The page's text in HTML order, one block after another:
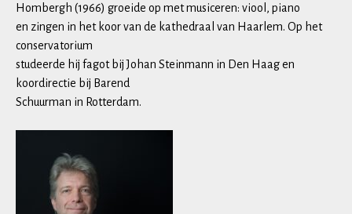
Hombergh (1966) groeide op met musiceren: viool, piano
en zingen in het koor van de kathedraal van Haarlem. Op het
conservatorium
studeerde hij fagot bij Johan Steinmann in Den Haag en
koordirectie bij Barend
Schuurman in Rotterdam.